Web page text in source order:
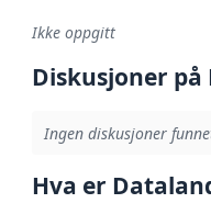
Ikke oppgitt
Diskusjoner
Ingen diskusjoner
Hva er